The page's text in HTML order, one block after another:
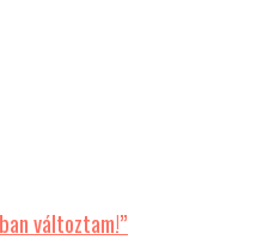
változtam!”